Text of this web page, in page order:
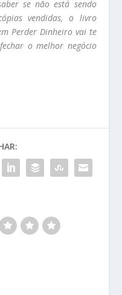
se não está sendo
vendidas, o livro
Perder Dinheiro vai te
o melhor negócio